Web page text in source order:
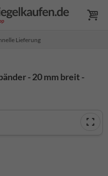
Lieferung
- 20 mm breit -